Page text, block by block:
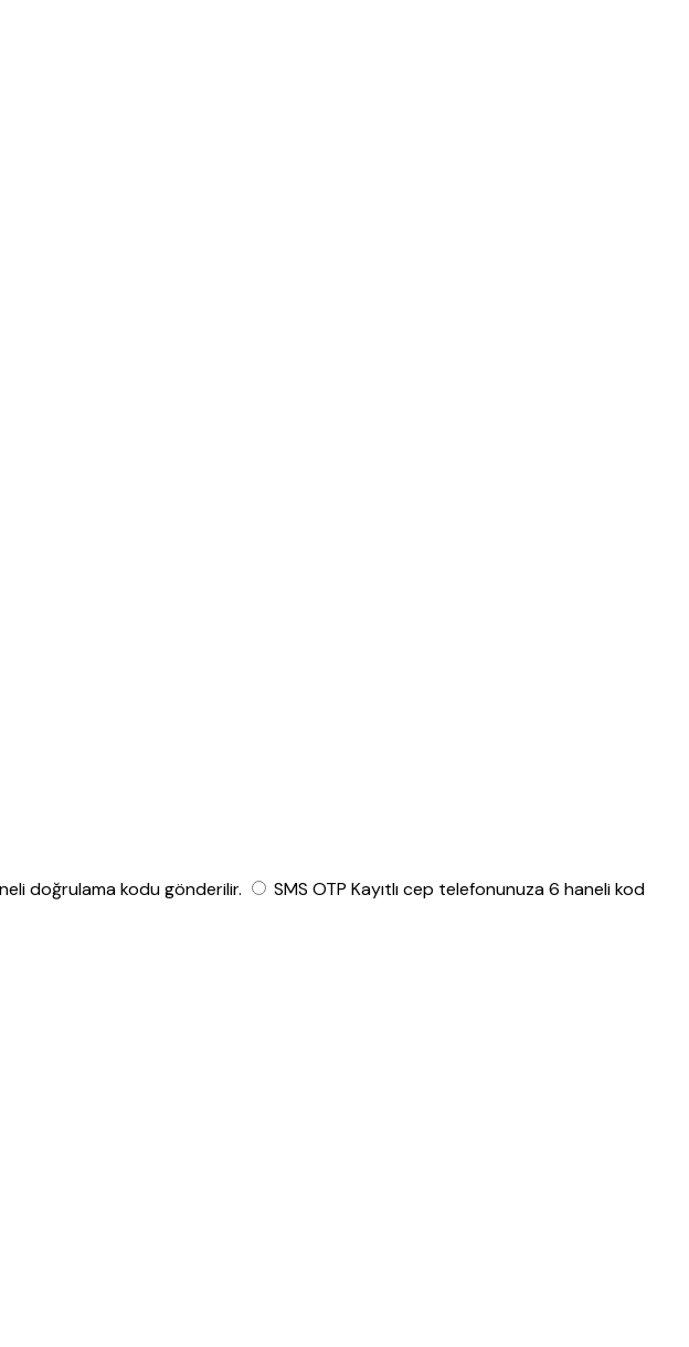
doğrulama kodu gönderilir. SMS OTP Kayıtlı cep telefonunuza 6 haneli kod